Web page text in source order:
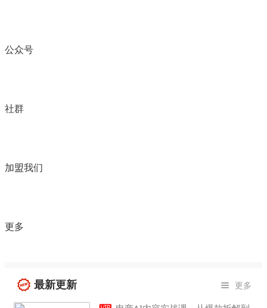
公众号
社群
加盟我们
更多
最新更新  更多